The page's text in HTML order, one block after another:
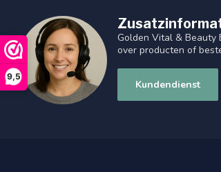
9,5
Golden Vital & Beauty
over producten of
Kundendienst